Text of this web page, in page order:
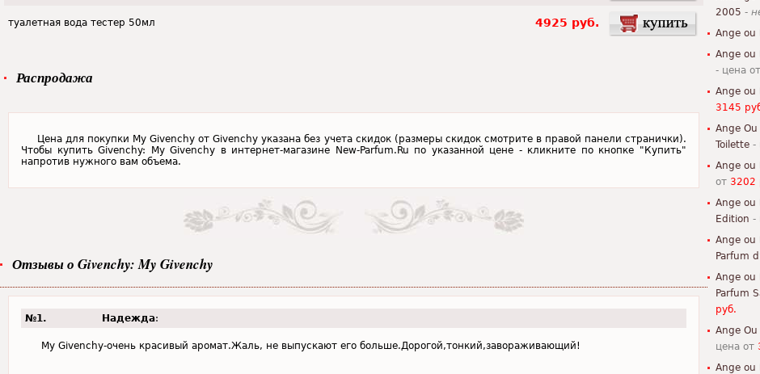
туалетная вода тестер 50мл 4925 руб.
Распродажа
Цена для покупки My Givenchy от Givenchy указана без учета скидок (размеры скидок смотрите в правой панели странички).
Чтобы купить Givenchy: My Givenchy в интернет-магазине New-Parfum.Ru по указанной цене - кликните по кнопке "Купить"
напротив нужного вам объема.
Отзывы о Givenchy: My Givenchy
№1. Надежда:
My Givenchy-очень красивый аромат.Жаль, не выпускают его больше.Дорогой,тонкий,завораживающий!
2005 -
Ange ou
Ange ou
- цена от
Ange ou
3145
Ange
Toilette -
Ange ou
от 3202
Ange ou
Edition -
Ange ou
Parfum
Ange ou
Parfum
руб.
Ange Ou
цена от
Ange ou